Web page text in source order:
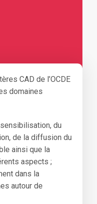
CAD de l’OCDE
domaines
du
de la diffusion du
ainsi que la
aspects ;
dans la
autour de